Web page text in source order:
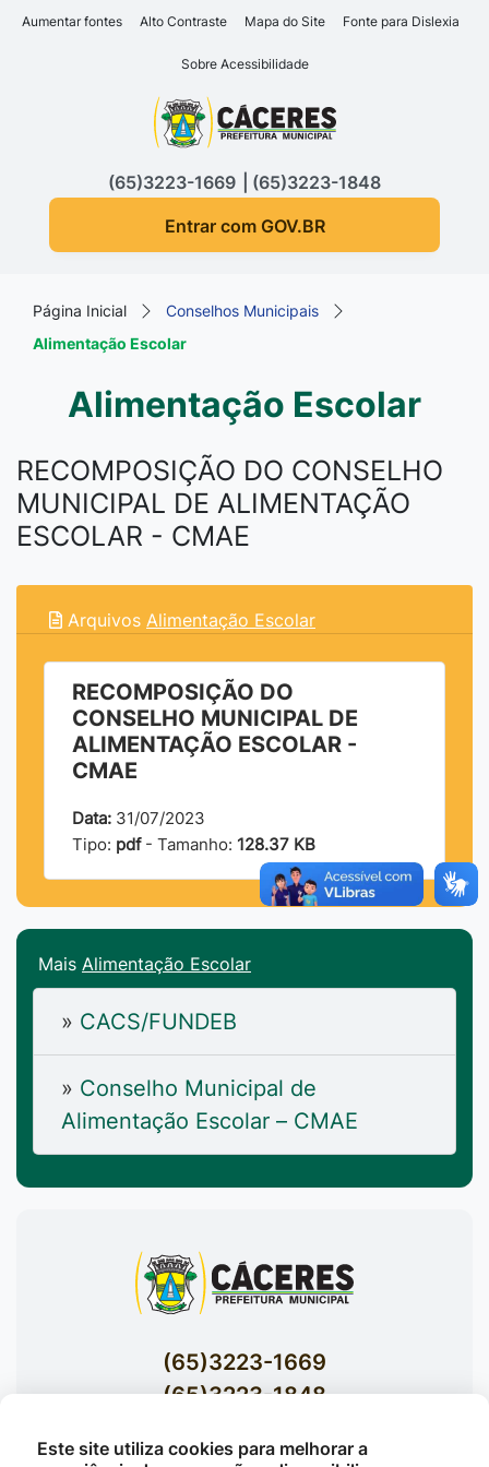
Seção de atalhos e links
Ir para o conteúdo [alt+1]
Ir para o rodapé [alt+4]
Aumentar fontes Alto Contraste Mapa do Site Fonte para Dislexia
Sobre Acessibilidade
Seção do menu principal
(65)3223-1669
(65)3223-1848
Entrar com GOV.BR
Página Inicial
Conselhos Municipais
Alimentação Escolar
Alimentação Escolar
RECOMPOSIÇÃO DO CONSELHO
MUNICIPAL DE ALIMENTAÇÃO
ESCOLAR - CMAE
Arquivos Alimentação Escolar
RECOMPOSIÇÃO DO
CONSELHO MUNICIPAL DE
ALIMENTAÇÃO ESCOLAR -
CMAE
Data: 31/07/2023
Tipo: pdf- Tamanho: 128.37 KB
Mais Alimentação Escolar
» CACS/FUNDEB
» Conselho Municipal de
Alimentação Escolar – CMAE
(65)3223-1669
(65)3223-1848
Av. Brasil nº 119 Bairro Jardim Celeste -
Este site utiliza cookies para melhorar a